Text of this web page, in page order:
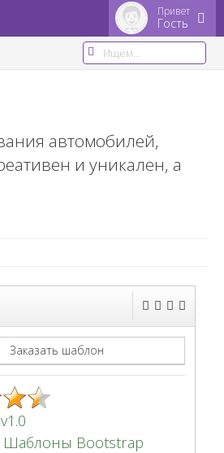
Привет
Гость
автомобилей,
и уникален, а
Заказать шаблон
v1.0
Шаблоны Bootstrap